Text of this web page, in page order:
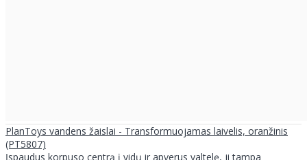
PlanToys vandens žaislai - Transformuojamas laivelis, oranžinis
(PT5807)
Įspaudus korpuso centrą į vidų ir apverus valtelę, ji tampa